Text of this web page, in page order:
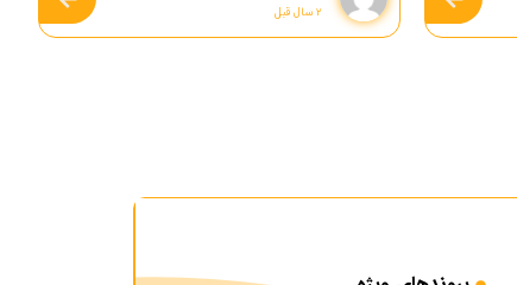
۲ سال قبل